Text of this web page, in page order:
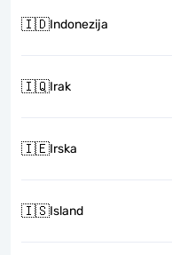
🇮🇩Indonezija
🇮🇶Irak
🇮🇪Irska
🇮🇸Island